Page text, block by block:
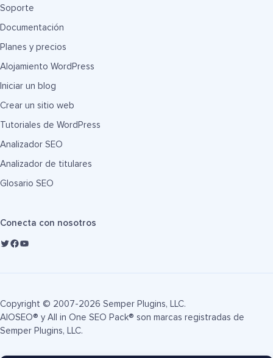
Soporte
Documentación
Planes y precios
Alojamiento WordPress
Iniciar un blog
Crear un sitio web
Tutoriales de WordPress
Analizador SEO
Analizador de titulares
Glosario SEO
Conecta con nosotros
Copyright © 2007-2026 Semper Plugins, LLC.
AIOSEO® y All in One SEO Pack® son marcas registradas de
Semper Plugins, LLC.